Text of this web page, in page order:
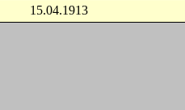
15.04.1913